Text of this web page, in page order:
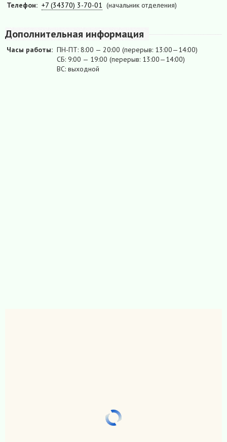
Телефон: +7 (34370) 3-70-01 (начальник отделения)
Дополнительная информация
Часы работы: ПН-ПТ: 8:00 — 20:00 (перерыв: 13:00—14:00)
СБ: 9:00 — 19:00 (перерыв: 13:00—14:00)
ВС: выходной